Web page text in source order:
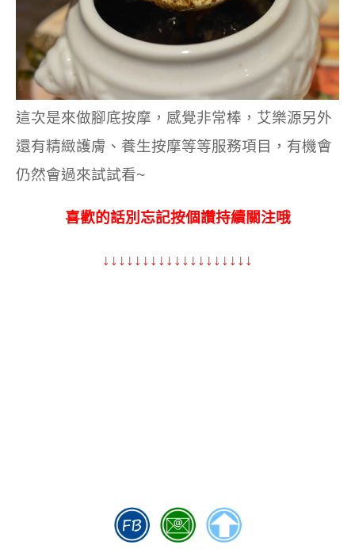
這次是來做腳底按摩，感覺非常棒，艾樂源另外
還有精緻護膚、養生按摩等等服務項目，有機會
仍然會過來試試看~
喜歡的話別忘記按個讚持續關注哦
↓↓↓↓↓↓↓↓↓↓↓↓ ↓↓↓↓↓↓↓